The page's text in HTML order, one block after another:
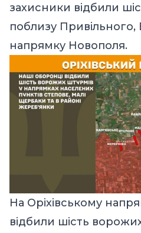
захисники відбили
поблизу Привільного,
напрямку Новополя.
На Оріхівському
відбили шість